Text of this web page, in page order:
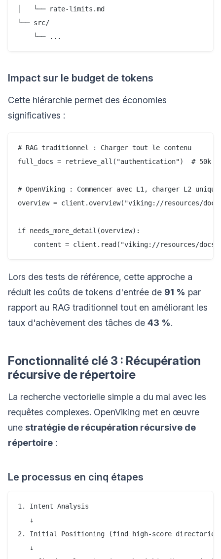
│   └── rate-limits.md
└── src/
Impact sur le budget de tokens
Cette hiérarchie permet des économies
significatives :
# RAG traditionnel : Charger tout le contenu
full_docs = retrieve_all("authentication")  # 50k
# OpenViking : Commencer avec L1, charger L2
overview = client.overview("viking://resources/
if needs_more_detail(overview):
Lors des tests de référence, cette approche a
réduit les coûts de tokens d'entrée de 91 % par
rapport au RAG traditionnel tout en améliorant les
taux d'achèvement des tâches de 43 %.
Fonctionnalité clé 3 : Récupération
récursive de répertoire
La recherche vectorielle simple a du mal avec les
requêtes complexes. OpenViking met en œuvre
une stratégie de récupération récursive de
répertoire :
Le processus en cinq étapes
1. Intent Analysis
   ↓
2. Initial Positioning (find high-score
   ↓